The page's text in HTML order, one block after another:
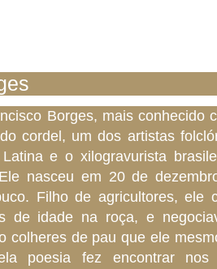
Borges, mais conhecido
cordel, um dos artistas
e o xilogravurista
nasceu em 20 de
Filho de agricultores, ele
de idade na roça, e
colheres de pau que ele
poesia fez encontrar